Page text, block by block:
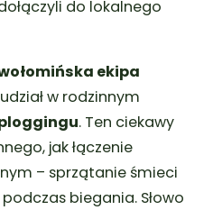
do lokalnego
ekipa
w rodzinnym
. Ten ciekawy
jak łączenie
– sprzątanie śmieci
biegania. Słowo